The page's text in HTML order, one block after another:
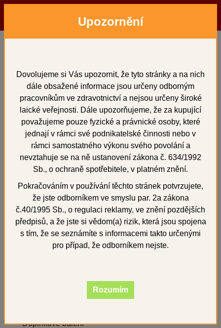
Hledat Přihlásit
Bloky k fazetování 10 ks
42 - 32
Doplňkové balení
Upozornění
Dovolujeme si Vás upozornit, že tyto stránky a na nich
dále obsažené informace jsou určeny odborným
pracovníkům ve zdravotnictví a nejsou určeny široké
laické veřejnosti. Dále upozorňujeme, že za kupující
považujeme pouze fyzické a právnické osoby, které
jednají v rámci své podnikatelské činnosti nebo v
rámci samostatného výkonu svého povolání a
nevztahuje se na ně ustanovení zákona č. 634/1992
Sb., o ochraně spotřebitele, v platném znění.
Pokračováním v používání těchto stránek potvrzujete,
že jste odborníkem ve smyslu par. 2a zákona
č.40/1995 Sb., o regulaci reklamy, ve znění pozdějších
předpisů, a že jste si vědom(a) rizik, která jsou spojena
s tím, že se seznámíte s informacemi takto určenými
pro případ, že odborníkem nejste.
Rozumím